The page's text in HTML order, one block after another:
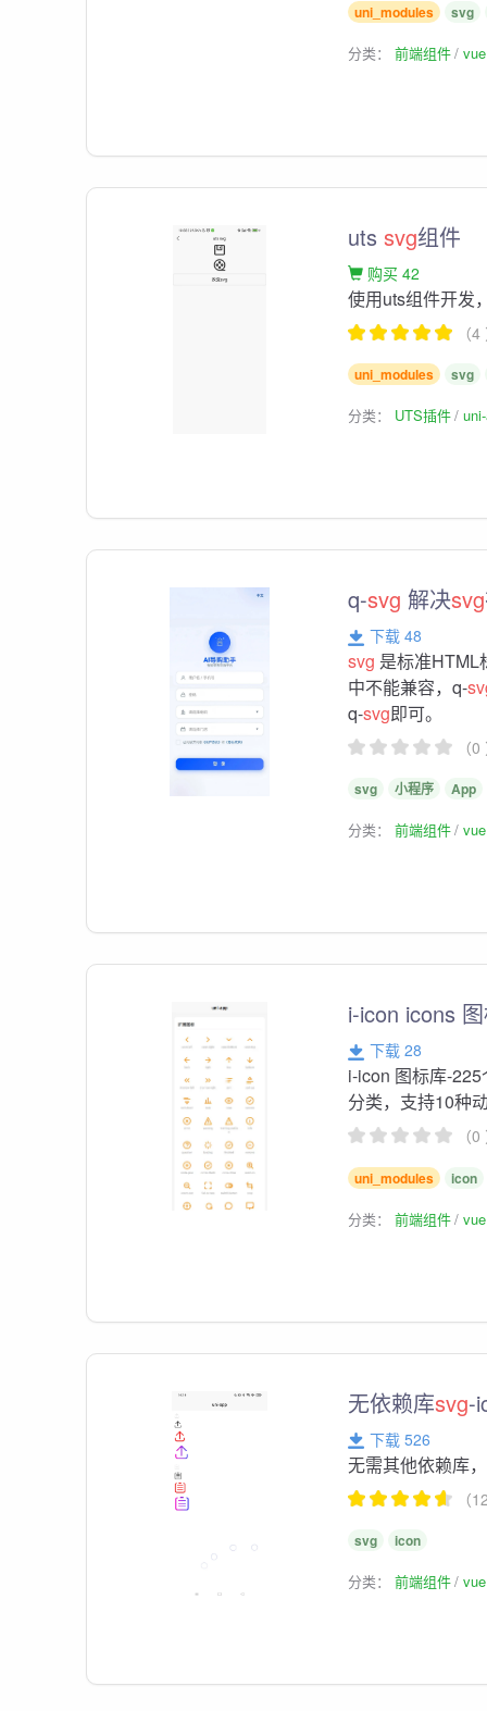
uni_modules svg
分类：前端组件
utssvg组件
购买 42
使用uts组件开发
（
uni_modules svg
分类： UTS插件
q-svg 解决svg
下载 48
svg 是标准HTML
中不能兼容，q-
q-svg即可。
（
svg 小程序 App
分类：前端组件
i-icon icons
下载 28
i-icon 图标库-225
分类，支持10种
（
uni_modules icon
分类：前端组件
无依赖库svg-
下载 526
无需其他依赖库
（
svg icon
分类：前端组件